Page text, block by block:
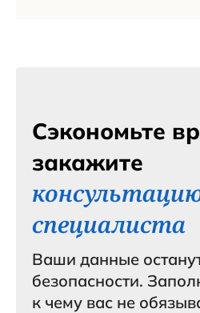
Сэкономьте
закажите
специалиста
Ваши данные
безопасности.
к чему вас не